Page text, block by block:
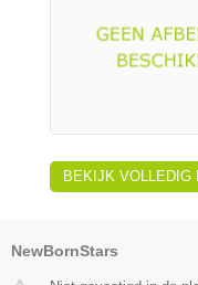
BEKIJK VOLLEDIG
NewBornStars